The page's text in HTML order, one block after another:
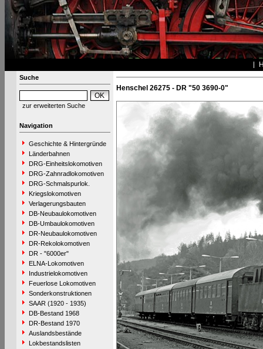
Suche
zur erweiterten Suche
Navigation
Geschichte & Hintergründe
Länderbahnen
DRG-Einheitslokomotiven
DRG-Zahnradlokomotiven
DRG-Schmalspurlok.
Kriegslokomotiven
Verlagerungsbauten
DB-Neubaulokomotiven
DB-Umbaulokomotiven
DR-Neubaulokomotiven
DR-Rekolokomotiven
DR - "6000er"
ELNA-Lokomotiven
Industrielokomotiven
Feuerlose Lokomotiven
Sonderkonstruktionen
SAAR (1920 - 1935)
DB-Bestand 1968
DR-Bestand 1970
Auslandsbestände
Lokbestandslisten
Henschel 26275 - DR "50 3690-0"